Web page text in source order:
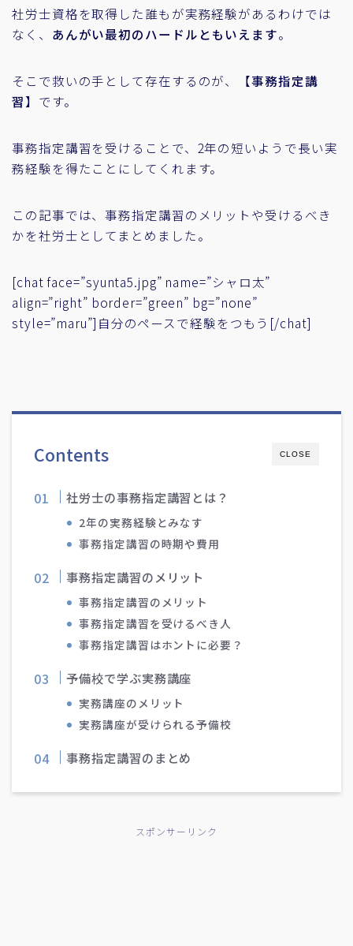
社労士資格を取得した誰もが実務経験があるわけでは
なく、 あんがい最初のハードルともいえます。
そこで救いの手として存在するのが、【事務指定講
習】です。
事務指定講習を受けることで、2年の短いようで長い実
務経験を得たことにしてくれます。
この記事では、事務指定講習のメリットや受けるべき
かを社労士としてまとめました。
[chat face=”syunta5.jpg” name=”シャロ太”
align=”right” border=”green” bg=”none”
style=”maru”]自分のペースで経験をつもう[/chat]
CLOSE
Contents
社労士の事務指定講習とは？
2年の実務経験とみなす
事務指定講習の時期や費用
事務指定講習のメリット
事務指定講習のメリット
事務指定講習を受けるべき人
事務指定講習はホントに必要？
予備校で学ぶ実務講座
実務講座のメリット
実務講座が受けられる予備校
事務指定講習のまとめ
スポンサーリンク